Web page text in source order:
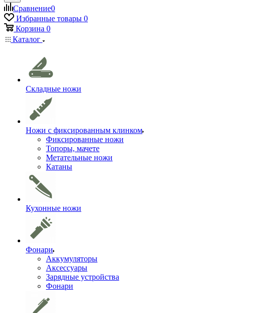
Сравнение0
Избранные товары 0
Корзина 0
Каталог
Складные ножи
Ножи с фиксированным клинком
Фиксированные ножи
Топоры, мачете
Метательные ножи
Катаны
Кухонные ножи
Фонари
Аккумуляторы
Аксессуары
Зарядные устройства
Фонари